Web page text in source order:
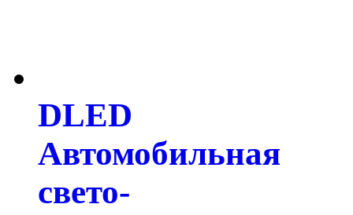
DLED
Автомобильная
свето-